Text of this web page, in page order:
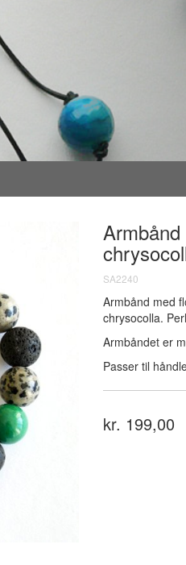
SA2240
Armbånd med
chrysocolla.
Armbåndet er
Passer til
kr. 199,00